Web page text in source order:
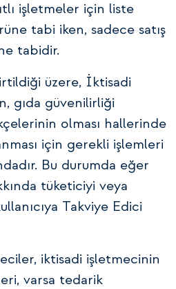
işletmeler için liste
tabi iken, sadece satış
tabidir.
üzere, İktisadi
gıda güvenilirliği
olması hallerinde
için gerekli işlemleri
Bu durumda eğer
tüketiciyi veya
Takviye Edici
iktisadi işletmecinin
varsa tedarik